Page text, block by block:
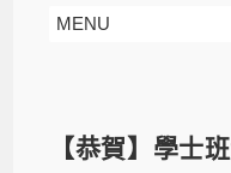
MENU
【恭賀】學士